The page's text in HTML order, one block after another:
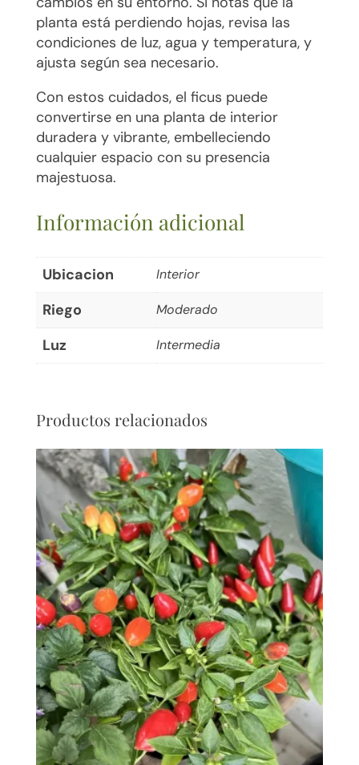
planta está perdiendo hojas, revisa las
condiciones de luz, agua y temperatura, y
ajusta según sea necesario.
Con estos cuidados, el ficus puede
convertirse en una planta de interior
duradera y vibrante, embelleciendo
cualquier espacio con su presencia
majestuosa.
Información adicional
Ubicacion Interior
Riego Moderado
Luz Intermedia
Productos relacionados